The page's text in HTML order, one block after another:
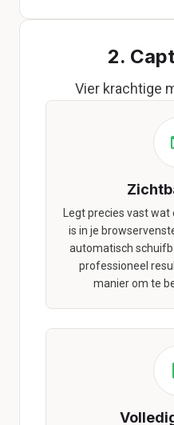
2.
Vier krachtige
Legt precies vast
is in je
automatisch
professioneel
manier om te